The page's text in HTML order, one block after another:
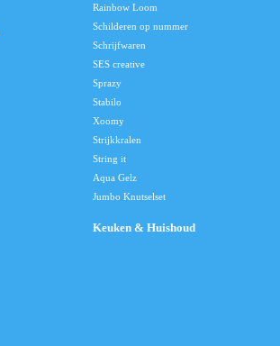
Rainbow Loom
Schilderen op nummer
Schrijfwaren
SES creative
Sprazy
Stabilo
Xoomy
Strijkkralen
String it
Aqua Gelz
Jumbo Knutselset
Keuken & Huishoud